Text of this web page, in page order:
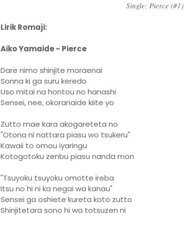
Single: Pierce (#1)
Lirik Romaji:
Aiko Yamaide - Pierce
Dare nimo shinjite moraenai
Sonna ki ga suru keredo
Uso mitai na hontou no hanashi
Sensei, nee, okoranaide kiite yo
Zutto mae kara akogareteta no
"Otona ni nattara piasu wo tsukeru"
Kawaii to omou iyaringu
Kotogotoku zenbu piasu nanda mon
"Tsuyoku tsuyoku omotte ireba
Itsu no hi ni ka negai wa kanau"
Sensei ga oshiete kureta koto zutto
Shinjitetara sono hi wa totsuzen ni